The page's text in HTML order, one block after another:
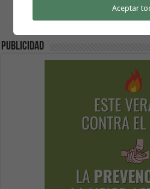
Publicidad
Aceptar